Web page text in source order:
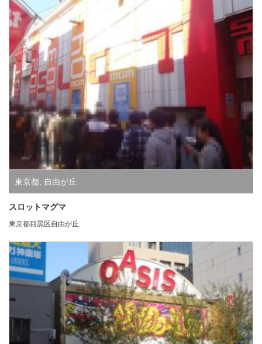
東京都 自由が丘
スロットマグマ
東京都目黒区自由が丘